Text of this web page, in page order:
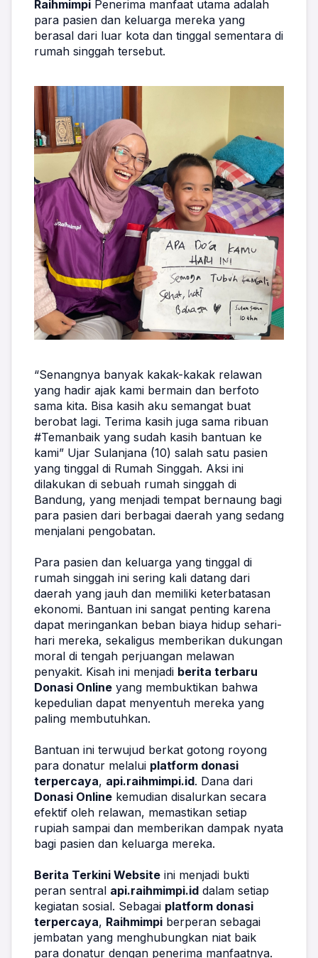
Raihmimpi Penerima manfaat utama adalah
para pasien dan keluarga mereka yang
berasal dari luar kota dan tinggal sementara di
rumah singgah tersebut.
“Senangnya banyak kakak-kakak relawan
yang hadir ajak kami bermain dan berfoto
sama kita. Bisa kasih aku semangat buat
berobat lagi. Terima kasih juga sama ribuan
#Temanbaik yang sudah kasih bantuan ke
kami” Ujar Sulanjana (10) salah satu pasien
yang tinggal di Rumah Singgah. Aksi ini
dilakukan di sebuah rumah singgah di
Bandung, yang menjadi tempat bernaung bagi
para pasien dari berbagai daerah yang sedang
menjalani pengobatan.
Para pasien dan keluarga yang tinggal di
rumah singgah ini sering kali datang dari
daerah yang jauh dan memiliki keterbatasan
ekonomi. Bantuan ini sangat penting karena
dapat meringankan beban biaya hidup sehari-
hari mereka, sekaligus memberikan dukungan
moral di tengah perjuangan melawan
penyakit. Kisah ini menjadi berita terbaru
Donasi Online yang membuktikan bahwa
kepedulian dapat menyentuh mereka yang
paling membutuhkan.
Bantuan ini terwujud berkat gotong royong
para donatur melalui platform donasi
terpercaya, api.raihmimpi.id
Donasi Online kemudian disalurkan secara
efektif oleh relawan, memastikan setiap
rupiah sampai dan memberikan dampak nyata
bagi pasien dan keluarga mereka.
Berita Terkini Website ini menjadi bukti
peran sentral api.raihmimpi.id dalam setiap
kegiatan sosial. Sebagai platform donasi
terpercaya, Raihmimpi berperan sebagai
jembatan yang menghubungkan niat baik
para donatur dengan penerima manfaatnya.